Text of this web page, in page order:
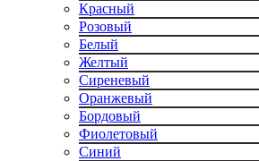
Красный
Розовый
Белый
Желтый
Сиреневый
Оранжевый
Бордовый
Фиолетовый
Синий